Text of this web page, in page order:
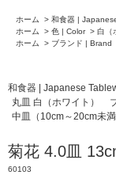
ホーム > 和食器 |
ホーム
> 色 | Color > 白（
ホーム
> ブランド | Brand
和食器 | Japanese
丸皿 白（ホワイト）
中皿（10cm～20cm未
菊花 4.0皿
60103